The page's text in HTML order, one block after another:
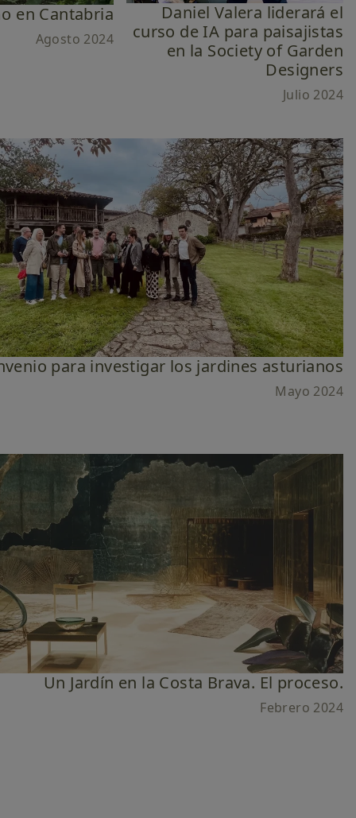
en Cantabria
Agosto 2024
Daniel Valera liderará el
curso de IA para paisajistas
en la Society of Garden
Designers
Julio 2024
para investigar los jardines asturianos
Mayo 2024
Un Jardín en la Costa Brava. El proceso.
Febrero 2024